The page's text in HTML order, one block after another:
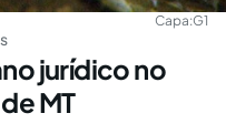
Capa:G1
jurídico no
MT